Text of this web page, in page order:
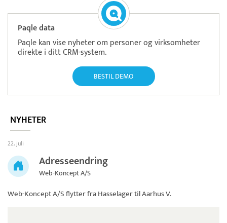
Paqle data
Paqle kan vise nyheter om personer og virksomheter
direkte i ditt CRM-system.
BESTIL DEMO
NYHETER
22. juli
Adresseendring
Web-Koncept A/S
Web-Koncept A/Sflytter fra Hasselager til Aarhus V.